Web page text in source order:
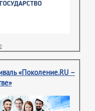
«Поколение.RU –